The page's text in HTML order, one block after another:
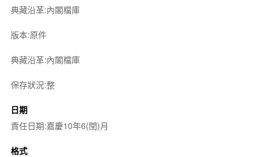
典藏沿革:內閣檔庫
版本:原件
典藏沿革:內閣檔庫
保存狀況:整
日期
責任日期:嘉慶10年6(閏)月
格式